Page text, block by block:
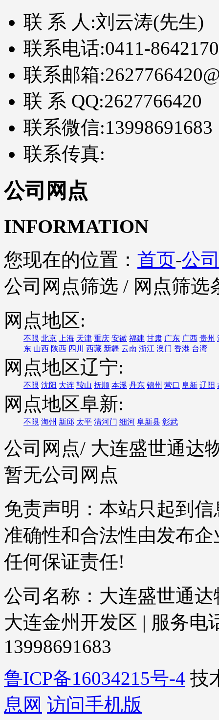
联 系 人:刘云涛(先生)
联系电话:0411-
联系邮箱:
联 系 QQ:2627766420
联系微信:13998691683
联系传真:
公司网点
INFORMATION
您现在的位置： 首页-公
公司网点筛选 / 网点筛选
网点地区:
不限 北京 上海 天津 重庆 安徽 福建 甘肃 广东 广西 贵州
东 山西 陕西 四川 西藏 新疆 云南 浙江 澳门 香港 台湾
网点地区辽宁:
不限 沈阳 大连 鞍山 抚顺 本溪 丹东 锦州 营口 阜新 辽阳
网点地区阜新:
不限 海州 新邱 太平 清河门 细河 阜新县 彰武
公司网点/ 大连盛世通达
暂无公司网点
免责声明：本站只起到
准确性和合法性由发布
任何保证责任!
公司名称：大连盛世通
大连金州开发区 | 服务电
13998691683
鲁ICP备16034215号-4 技
息网 访问手机版